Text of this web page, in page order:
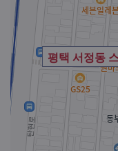
평택 서정동